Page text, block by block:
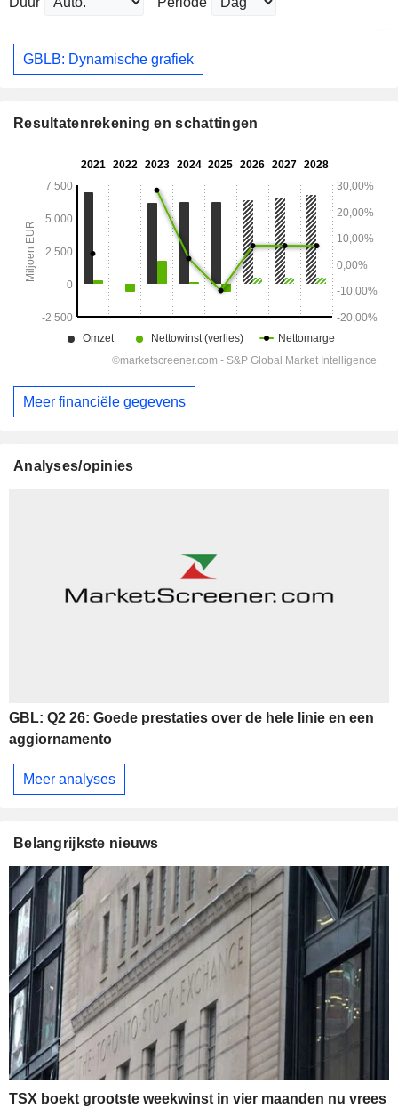
GBLB: Dynamische grafiek
Resultatenrekening en schattingen
Meer financiële gegevens
Analyses/opinies
GBL: Q2 26: Goede prestaties over de hele linie en een
aggiornamento
Meer analyses
Belangrijkste nieuws
TSX boekt grootste weekwinst in vier maanden nu vrees